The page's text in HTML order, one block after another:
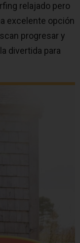
relajado pero
excelente opción
progresar y
divertida para